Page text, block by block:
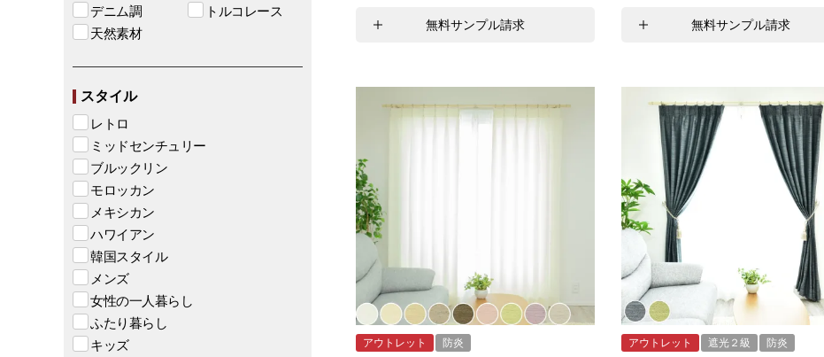
デニム調
トルコレース
天然素材
スタイル
レトロ
ミッドセンチュリー
ブルックリン
モロッカン
メキシカン
ハワイアン
韓国スタイル
メンズ
女性の一人暮らし
ふたり暮らし
キッズ
無料サンプル請求 無料サンプル請求
アウトレット 防炎 アウトレット 遮光２級 防炎